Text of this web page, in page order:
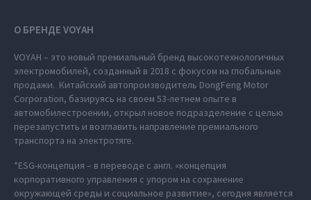
О БРЕНДЕ VOYAH
VOYAH – это новый премиальный бренд высокотехнологичных
электромобилей, созданный в 2018 с фокусом на глобальные
продажи. Китайский автопроизводитель DongFeng Motor
Corporation, базируясь на своем 53-летнем опыте в
автомобилестроении, открыл новое подразделение с целью
перезапустить и возглавить направление премиального
транспорта на электротяге.
*ESG-концепция – в переводе с англ. «концепция
корпоративного управления с упором на сохранение
окружающей среды и социальное развитие», сегодня является